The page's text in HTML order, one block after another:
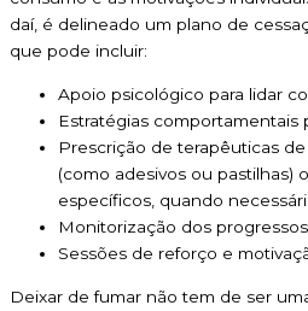
daí, é delineado um plano de
que pode incluir:
Apoio psicológico para lidar
Estratégias comportamentais
Prescrição de terapêuticas
(como adesivos ou pastilhas)
específicos, quando
Monitorização dos
Sessões de reforço e
Deixar de fumar não tem de ser